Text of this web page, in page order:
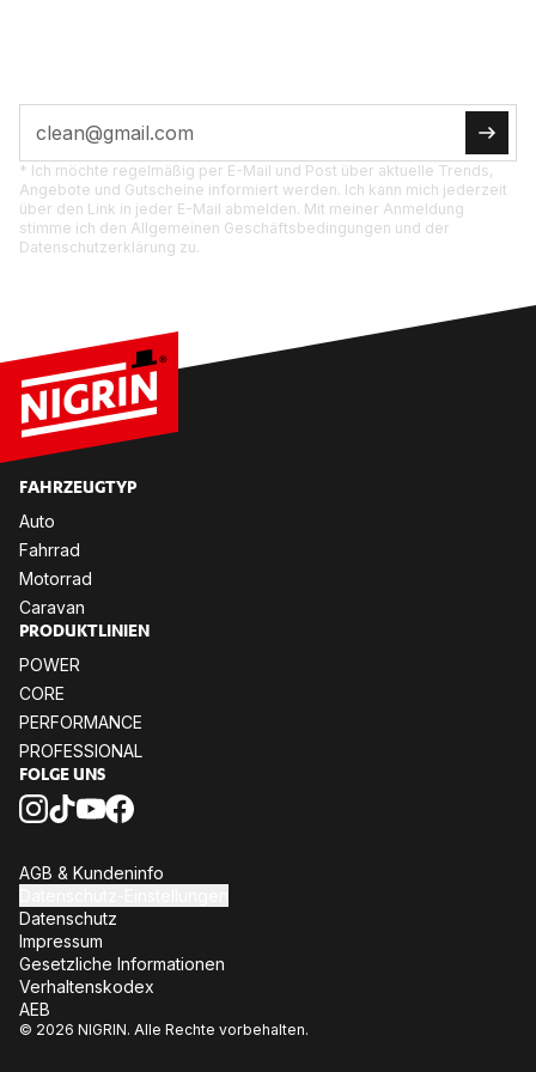
* Ich möchte regelmäßig per E-Mail und Post über aktuelle Trends,
Angebote und Gutscheine informiert werden. Ich kann mich jederzeit
über den Link in jeder E-Mail abmelden. Mit meiner Anmeldung
stimme ich den Allgemeinen Geschäftsbedingungen und der
Datenschutzerklärung zu.
FAHR­ZEUG­TYP
Auto
Fahr­rad
Mo­tor­rad
Ca­ra­van
PRO­DUKT­LI­NI­EN
POW­ER
CORE
PER­FOR­MANCE
PRO­FES­SIO­NAL
FOL­GE UNS
AGB & Kun­den­in­fo
Da­ten­schutz
Im­pres­sum
Ge­setz­li­che In­for­ma­tio­nen
Ver­hal­tens­ko­dex
AEB
© 2026 NIGRIN. Alle Rechte vorbehalten.